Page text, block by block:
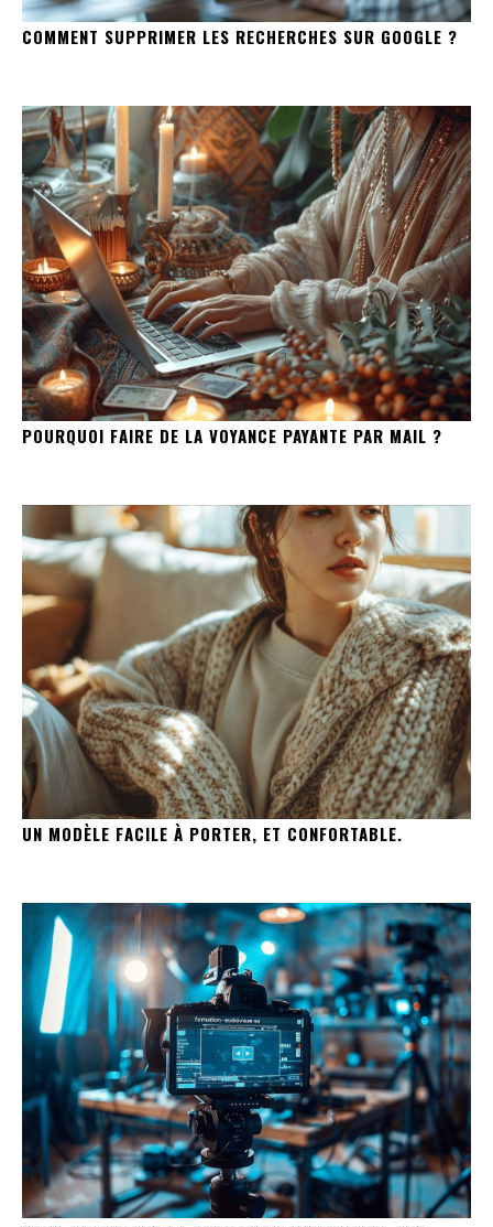
COMMENT SUPPRIMER LES RECHERCHES SUR GOOGLE ?
POURQUOI FAIRE DE LA VOYANCE PAYANTE PAR MAIL ?
UN MODÈLE FACILE À PORTER, ET CONFORTABLE.